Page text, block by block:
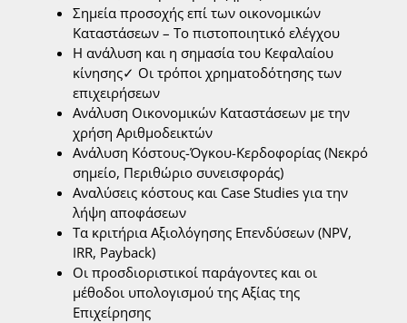
Σημεία προσοχής επί των οικονομικών
Καταστάσεων – Το πιστοποιητικό ελέγχου
Η ανάλυση και η σημασία του Κεφαλαίου
κίνησης✓ Οι τρόποι χρηματοδότησης των
επιχειρήσεων
Ανάλυση Οικονομικών Καταστάσεων με την
χρήση Αριθμοδεικτών
Ανάλυση Κόστους-Όγκου-Κερδοφορίας (Νεκρό
σημείο, Περιθώριο συνεισφοράς)
Αναλύσεις κόστους και Case Studies για την
λήψη αποφάσεων
Τα κριτήρια Αξιολόγησης Επενδύσεων (NPV,
IRR, Payback)
Οι προσδιοριστικοί παράγοντες και οι
μέθοδοι υπολογισμού της Αξίας της
Επιχείρησης